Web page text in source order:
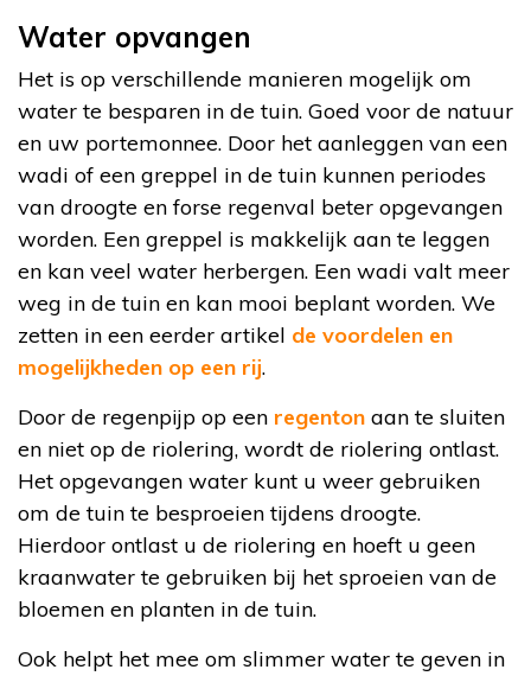
Water opvangen
Het is op verschillende manieren mogelijk om
water te besparen in de tuin. Goed voor de natuur
en uw portemonnee. Door het aanleggen van een
wadi of een greppel in de tuin kunnen periodes
van droogte en forse regenval beter opgevangen
worden. Een greppel is makkelijk aan te leggen
en kan veel water herbergen. Een wadi valt meer
weg in de tuin en kan mooi beplant worden. We
zetten in een eerder artikel de voordelen en
mogelijkheden op een rij.
Door de regenpijp op een regenton aan te sluiten
en niet op de riolering, wordt de riolering ontlast.
Het opgevangen water kunt u weer gebruiken
om de tuin te besproeien tijdens droogte.
Hierdoor ontlast u de riolering en hoeft u geen
kraanwater te gebruiken bij het sproeien van de
bloemen en planten in de tuin.
Ook helpt het mee om slimmer water te geven in